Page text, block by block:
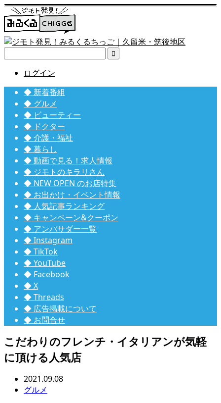

ログイン
◆ 新着番組
◆ グルメ
◆ ビューティー
◆ ドクター
◆ 介護・福祉
◆ 暮らし
◆ 動画で見る！求人情報
◆ ジモトのキラリさん
◆ NEW OPEN のお店特集
◆ お出かけ・イベント情報
◆ 人気記事ランキング
◆ キャンペーン&クーポン
◆ アンバサダー一覧
◆ Instagram
◆ TikTok
◆ YouTube
◆ Facebook
◆ X
◆ Threads
◆ 広告掲載について
◆ お問合せ
こだわりのフレンチ・イタリアンが気軽
に頂ける人気店
2021.09.08
グルメ